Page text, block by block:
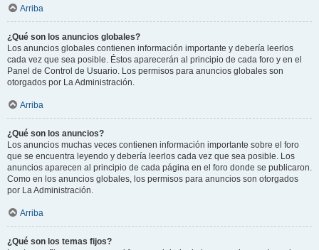
Arriba
¿Qué son los anuncios globales?
Los anuncios globales contienen información importante y debería leerlos
cada vez que sea posible. Éstos aparecerán al principio de cada foro y en el
Panel de Control de Usuario. Los permisos para anuncios globales son
otorgados por La Administración.
Arriba
¿Qué son los anuncios?
Los anuncios muchas veces contienen información importante sobre el foro
que se encuentra leyendo y debería leerlos cada vez que sea posible. Los
anuncios aparecen al principio de cada página en el foro donde se publicaron.
Como en los anuncios globales, los permisos para anuncios son otorgados
por La Administración.
Arriba
¿Qué son los temas fijos?